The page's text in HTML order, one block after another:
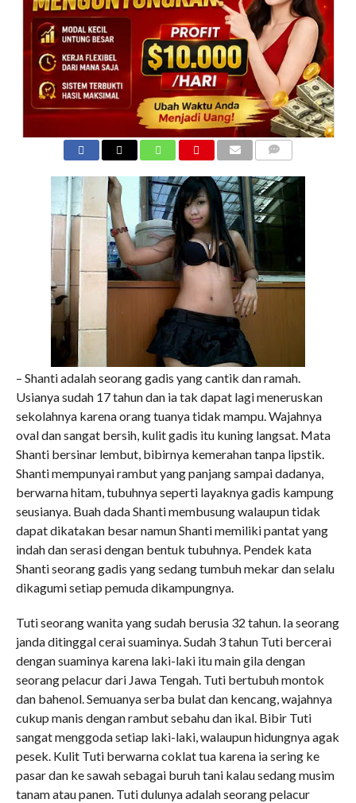
– Shanti adalah seorang gadis yang cantik dan ramah.
Usianya sudah 17 tahun dan ia tak dapat lagi meneruskan
sekolahnya karena orang tuanya tidak mampu. Wajahnya
oval dan sangat bersih, kulit gadis itu kuning langsat. Mata
Shanti bersinar lembut, bibirnya kemerahan tanpa lipstik.
Shanti mempunyai rambut yang panjang sampai dadanya,
berwarna hitam, tubuhnya seperti layaknya gadis kampung
seusianya. Buah dada Shanti membusung walaupun tidak
dapat dikatakan besar namun Shanti memiliki pantat yang
indah dan serasi dengan bentuk tubuhnya. Pendek kata
Shanti seorang gadis yang sedang tumbuh mekar dan selalu
dikagumi setiap pemuda dikampungnya.
Tuti seorang wanita yang sudah berusia 32 tahun. Ia seorang
janda ditinggal cerai suaminya. Sudah 3 tahun Tuti bercerai
dengan suaminya karena laki-laki itu main gila dengan
seorang pelacur dari Jawa Tengah. Tuti bertubuh montok
dan bahenol. Semuanya serba bulat dan kencang, wajahnya
cukup manis dengan rambut sebahu dan ikal. Bibir Tuti
sangat menggoda setiap laki-laki, walaupun hidungnya agak
pesek. Kulit Tuti berwarna coklat tua karena ia sering ke
pasar dan ke sawah sebagai buruh tani kalau sedang musim
tanam atau panen. Tuti dulunya adalah seorang pelacur